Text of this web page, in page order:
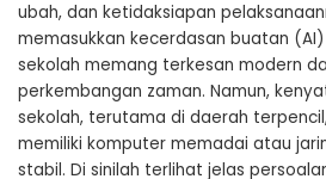
ubah, dan ketidaksiapan
memasukkan kecerdasan buatan
sekolah memang terkesan modern
perkembangan zaman. Namun,
sekolah, terutama di daerah
memiliki komputer memadai atau
stabil. Di sinilah terlihat jelas